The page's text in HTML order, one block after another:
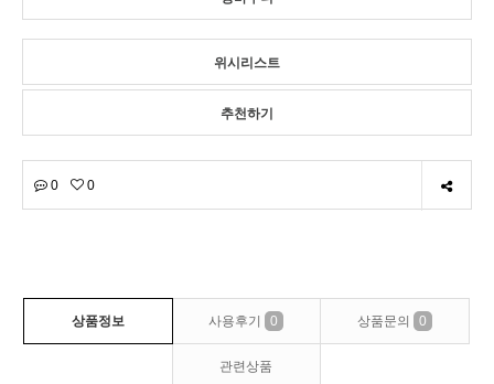
위시리스트
추천하기
0 0
상품정보 사용후기 0 상품문의 0
관련상품